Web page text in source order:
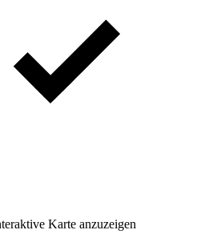
Karte anzuzeigen